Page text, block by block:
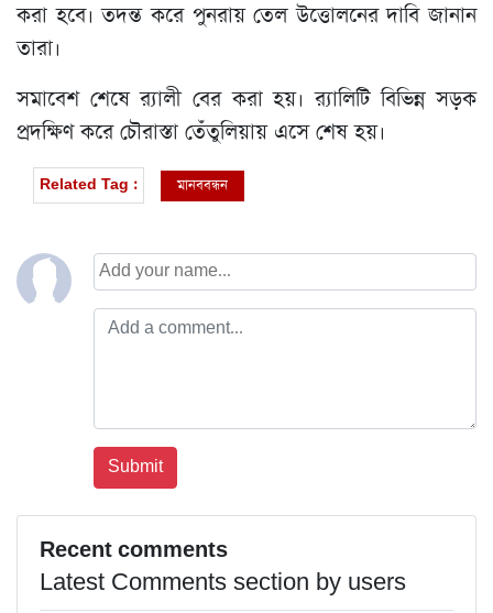
করা হবে। তদন্ত করে পুনরায় তেল উত্তোলনের দাবি জানান
তারা।
সমাবেশ শেষে র‌্যালী বের করা হয়। র‌্যালিটি বিভিন্ন সড়ক
প্রদক্ষিণ করে চৌরাস্তা তেঁতুলিয়ায় এসে শেষ হয়।
Related Tag : মানববন্ধন
Recent comments
Latest Comments section by users